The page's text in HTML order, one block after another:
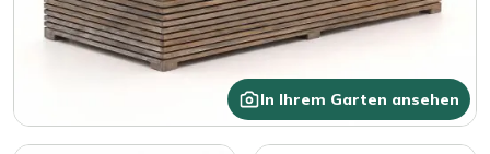
In Ihrem Garten ansehen